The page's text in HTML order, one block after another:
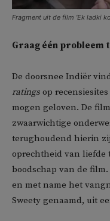
Fragment uit de film ‘Ek ladki
Graag één probleem
De doorsnee Indiër
ratings op recensiesites
mogen geloven. De
zwaarwichtige
terughoudend hierin
oprechtheid van liefde
boodschap van de
en met name het
Sweety genaamd, uit